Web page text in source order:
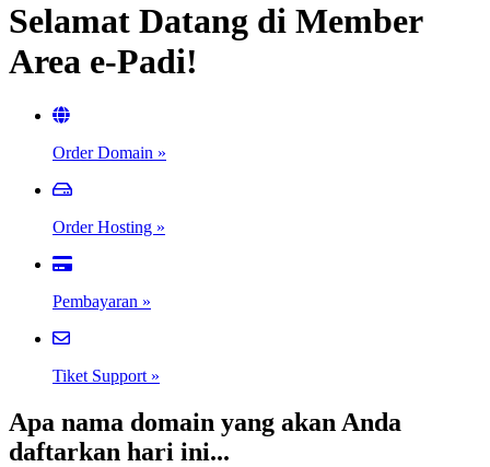
Selamat Datang di Member
Area e-Padi!
Order Domain »
Order Hosting »
Pembayaran »
Tiket Support »
Apa nama domain yang akan Anda
daftarkan hari ini...